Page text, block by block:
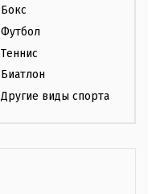
Бокс
Футбол
Теннис
Биатлон
Другие виды спорта